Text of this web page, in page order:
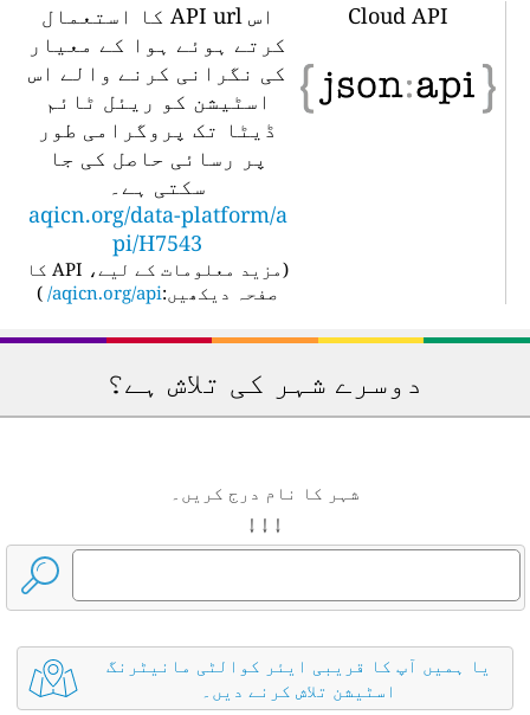
Cloud API
اس API url کا استعمال
کرتے ہوئے ہوا کے معیار
کی نگرانی کرنے والے اس
اسٹیشن کو ریئل ٹائم
ڈیٹا تک پروگرامی طور
پر رسائی حاصل کی جا
سکتی ہے۔
aqicn.org/data-platform/a
pi/H7543
مزید معلومات کے لیے، API کا
صفحہ دیکھیں:aqicn.org/api/
)
دوسرے شہر کی تلاش ہے؟
شہر کا نام درج کریں۔
↓ ↓ ↓
یا ہمیں آپ کا قریبی ایئر کوالٹی مانیٹرنگ
اسٹیشن تلاش کرنے دیں۔